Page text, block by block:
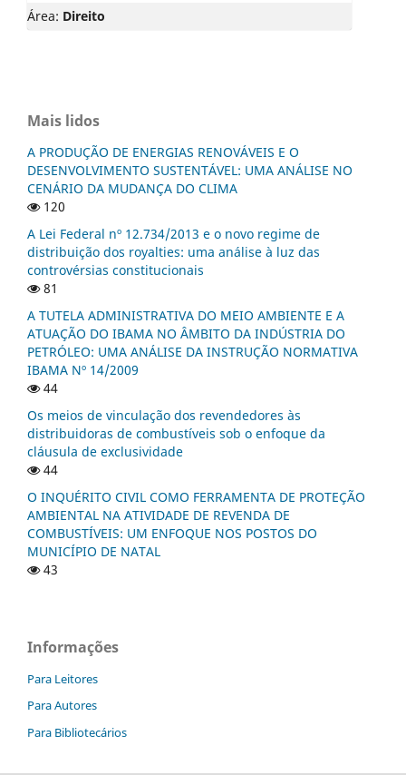
Área: Direito
Mais lidos
A PRODUÇÃO DE ENERGIAS RENOVÁVEIS E O
DESENVOLVIMENTO SUSTENTÁVEL: UMA ANÁLISE NO
CENÁRIO DA MUDANÇA DO CLIMA
120
A Lei Federal nº 12.734/2013 e o novo regime de
distribuição dos royalties: uma análise à luz das
controvérsias constitucionais
81
A TUTELA ADMINISTRATIVA DO MEIO AMBIENTE E A
ATUAÇÃO DO IBAMA NO ÂMBITO DA INDÚSTRIA DO
PETRÓLEO: UMA ANÁLISE DA INSTRUÇÃO NORMATIVA
IBAMA Nº 14/2009
44
Os meios de vinculação dos revendedores às
distribuidoras de combustíveis sob o enfoque da
cláusula de exclusividade
44
O INQUÉRITO CIVIL COMO FERRAMENTA DE PROTEÇÃO
AMBIENTAL NA ATIVIDADE DE REVENDA DE
COMBUSTÍVEIS: UM ENFOQUE NOS POSTOS DO
MUNICÍPIO DE NATAL
43
Informações
Para Leitores
Para Autores
Para Bibliotecários